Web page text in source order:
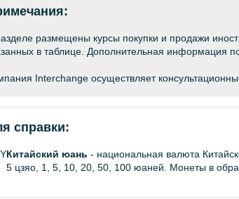
размещены курсы покупки и продажи
в таблице. Дополнительная информация
Interchange осуществляет
справки:
Китайский юань - национальная валюта
5 цзяо, 1, 5, 10, 20, 50, 100 юаней. Монеты в